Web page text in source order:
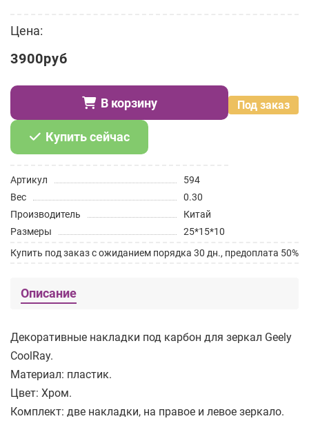
Цена:
3900руб
Под заказ
В корзину
Купить сейчас
Артикул
594
Вес
0.30
Производитель
Китай
Размеры
25*15*10
Купить под заказ с ожиданием порядка 30 дн., предоплата 50%
Описание
Декоративные накладки под карбон для зеркал Geely
CoolRay.
Материал: пластик.
Цвет: Хром.
Комплект: две накладки, на правое и левое зеркало.